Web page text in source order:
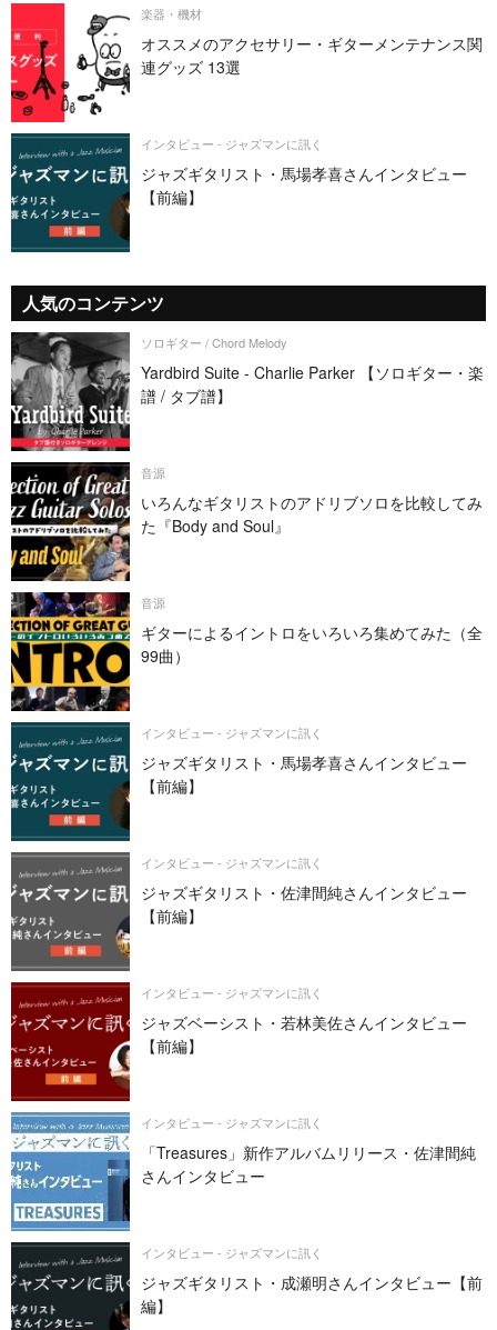
楽器・機材
オススメのアクセサリー・ギターメンテナンス関
連グッズ 13選
インタビュー - ジャズマンに訊く
ジャズギタリスト・馬場孝喜さんインタビュー
【前編】
人気のコンテンツ
ソロギター / Chord Melody
Yardbird Suite - Charlie Parker 【ソロギター・楽
譜 / タブ譜】
音源
いろんなギタリストのアドリブソロを比較してみ
た『Body and Soul』
音源
ギターによるイントロをいろいろ集めてみた（全
99曲）
インタビュー - ジャズマンに訊く
ジャズギタリスト・馬場孝喜さんインタビュー
【前編】
インタビュー - ジャズマンに訊く
ジャズギタリスト・佐津間純さんインタビュー
【前編】
インタビュー - ジャズマンに訊く
ジャズベーシスト・若林美佐さんインタビュー
【前編】
インタビュー - ジャズマンに訊く
「Treasures」新作アルバムリリース・佐津間純
さんインタビュー
インタビュー - ジャズマンに訊く
ジャズギタリスト・成瀬明さんインタビュー【前
編】